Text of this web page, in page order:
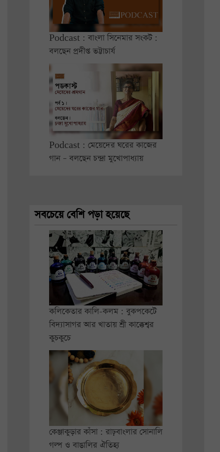
Podcast : বাংলা সিনেমার সংকট :
বলছেন প্রদীপ্ত ভট্টাচার্য
Podcast : মেয়েদের ঘরের কাজের
গান – বলছেন চন্দ্রা মুখোপাধ্যায়
সবচেয়ে বেশি পড়া হয়েছে
কলিকেতার কালি-কলম : বুকপকেটে
বিদ্যাসাগর আর খাতায় শ্রী কাক্কেশ্বর
কুচকুচে
কেঞ্জাকুড়ার কাঁসা : রাঢ়বাংলার সোনালি
গল্প ও বাঙালির ঐতিহ্য